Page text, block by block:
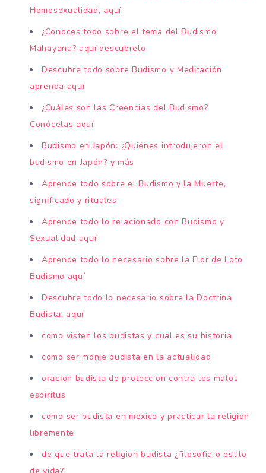
Homosexualidad, aquí
¿Conoces todo sobre el tema del Budismo
Mahayana? aquí descubrelo
Descubre todo sobre Budismo y Meditación,
aprenda aquí
¿Cuáles son las Creencias del Budismo?
Conócelas aquí
Budismo en Japón: ¿Quiénes introdujeron el
budismo en Japón? y más
Aprende todo sobre el Budismo y la Muerte,
significado y rituales
Aprende todo lo relacionado con Budismo y
Sexualidad aquí
Aprende todo lo necesario sobre la Flor de Loto
Budismo aquí
Descubre todo lo necesario sobre la Doctrina
Budista, aquí
como visten los budistas y cual es su historia
como ser monje budista en la actualidad
oracion budista de proteccion contra los malos
espiritus
como ser budista en mexico y practicar la religion
libremente
de que trata la religion budista ¿filosofia o estilo
de vida?